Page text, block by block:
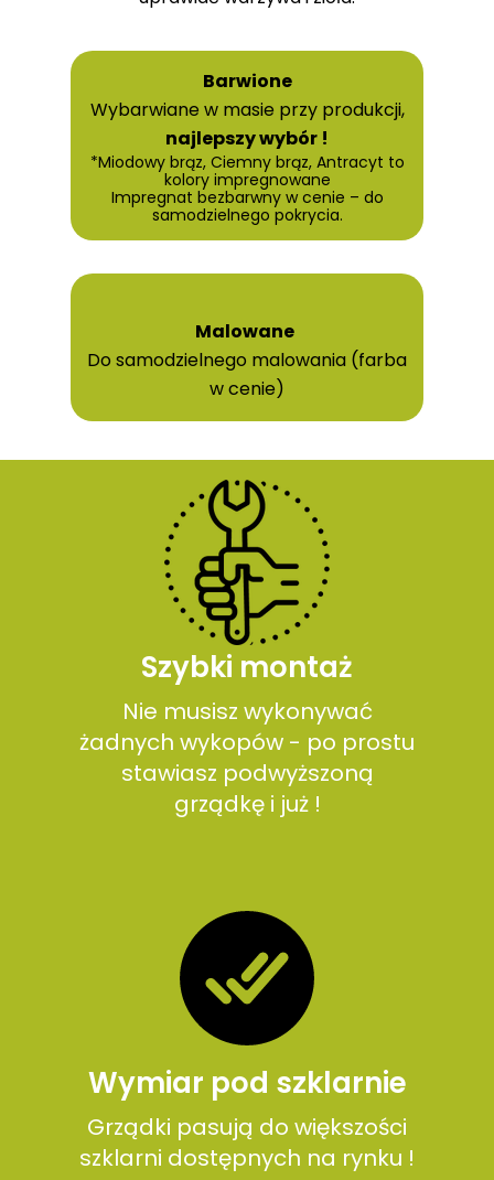
Malowane
Do samodzielnego malowania (farba
w cenie)
Barwione
Wybarwiane w masie przy produkcji,
najlepszy wybór !
*Miodowy brąz, Ciemny brąz, Antracyt to
kolory impregnowane
Impregnat bezbarwny w cenie – do
samodzielnego pokrycia.
Szybki montaż
Nie musisz wykonywać
żadnych wykopów - po prostu
stawiasz podwyższoną
grządkę i już !
Wymiar pod szklarnie
Grządki pasują do większości
szklarni dostępnych na rynku !